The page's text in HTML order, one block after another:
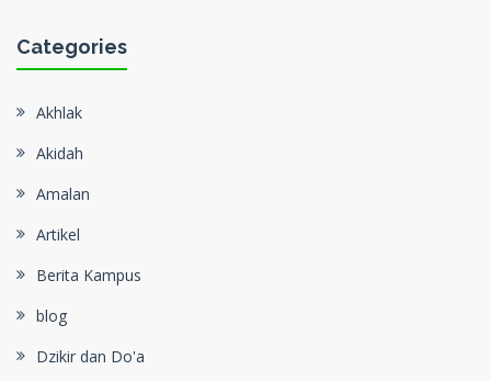
Categories
Akhlak
Akidah
Amalan
Artikel
Berita Kampus
blog
Dzikir dan Do'a